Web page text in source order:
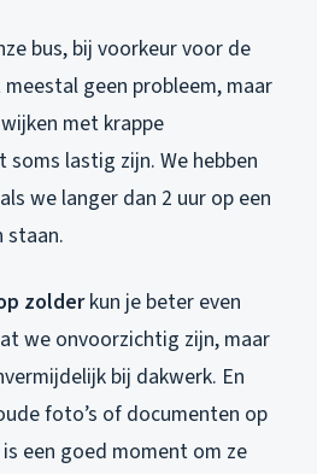
bus, bij voorkeur voor de
geen probleem, maar
met krappe
soms lastig zijn. We hebben
we langer dan 2 uur op een
staan.
zolderkun je beter even
we onvoorzichtig zijn, maar
bij dakwerk. En
foto’s of documenten op
een goed moment om ze